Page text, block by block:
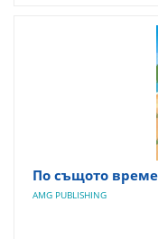
По същото
AMG PUBLISHING